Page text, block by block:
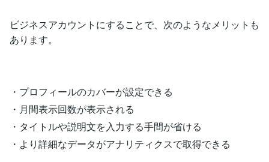
ビジネスアカウントにすることで、次のようなメリットも
あります。
・プロフィールのカバーが設定できる
・月間表示回数が表示される
・タイトルや説明文を入力する手間が省ける
・より詳細なデータがアナリティクスで取得できる